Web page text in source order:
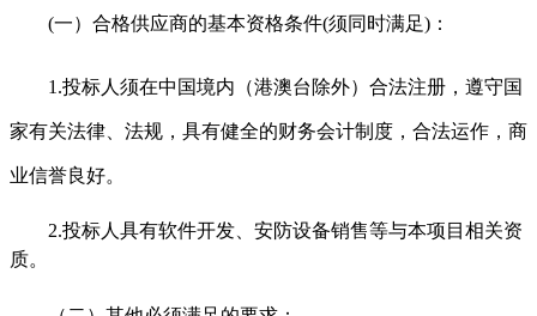
(一）合格供应商的基本资格条件(须同时满足)：
1.投标人须在中国境内（港澳台除外）合法注册，遵守国
家有关法律、法规，具有健全的财务会计制度，合法运作，商
业信誉良好。
2.投标人具有软件开发、安防设备销售等与本项目相关资
质。